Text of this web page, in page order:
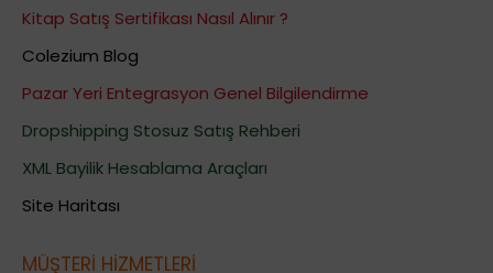
Kitap Satış Sertifikası Nasıl Alınır ?
Colezium Blog
Pazar Yeri Entegrasyon Genel Bilgilendirme
Dropshipping Stosuz Satış Rehberi
XML Bayilik Hesablama Araçları
Site Haritası
MÜŞTERİ HİZMETLERİ